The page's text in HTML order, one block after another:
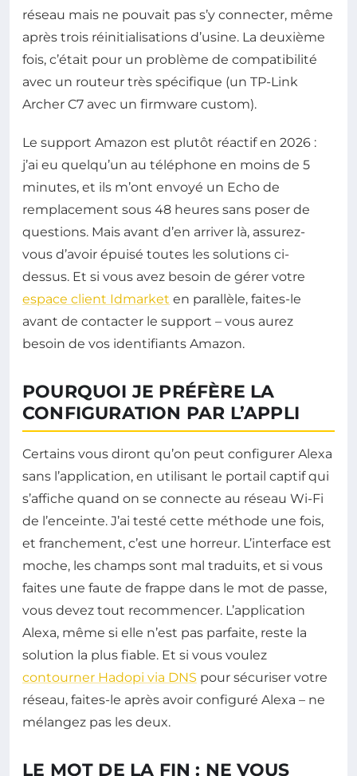
réseau mais ne pouvait pas s’y connecter, même
après trois réinitialisations d’usine. La deuxième
fois, c’était pour un problème de compatibilité
avec un routeur très spécifique (un TP-Link
Archer C7 avec un firmware custom).
Le support Amazon est plutôt réactif en 2026 :
j’ai eu quelqu’un au téléphone en moins de 5
minutes, et ils m’ont envoyé un Echo de
remplacement sous 48 heures sans poser de
questions. Mais avant d’en arriver là, assurez-
vous d’avoir épuisé toutes les solutions ci-
dessus. Et si vous avez besoin de gérer votre
espace client Idmarket en parallèle, faites-le
avant de contacter le support – vous aurez
besoin de vos identifiants Amazon.
POURQUOI JE PRÉFÈRE LA
CONFIGURATION PAR L’APPLI
Certains vous diront qu’on peut configurer Alexa
sans l’application, en utilisant le portail captif qui
s’affiche quand on se connecte au réseau Wi-Fi
de l’enceinte. J’ai testé cette méthode une fois,
et franchement, c’est une horreur. L’interface est
moche, les champs sont mal traduits, et si vous
faites une faute de frappe dans le mot de passe,
vous devez tout recommencer. L’application
Alexa, même si elle n’est pas parfaite, reste la
solution la plus fiable. Et si vous voulez
contourner Hadopi via DNS pour sécuriser votre
réseau, faites-le après avoir configuré Alexa – ne
mélangez pas les deux.
LE MOT DE LA FIN : NE VOUS